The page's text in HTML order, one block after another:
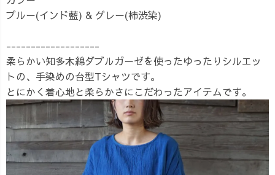
ブルー(インド藍) & グレー(柿渋染)
-------------------
柔らかい知多木綿ダブルガーゼを使ったゆったりシルエッ
トの、手染めの台型Tシャツです。
とにかく着心地と柔らかさにこだわったアイテムです。